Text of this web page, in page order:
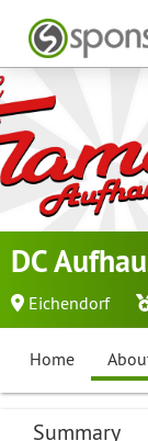
DC
Eichendorf
Home
Summary